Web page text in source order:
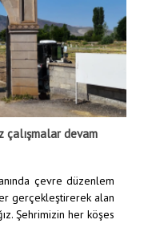
çalışmalar devam
çevre düzenlem
gerçekleştirerek alan
Şehrimizin her köşes